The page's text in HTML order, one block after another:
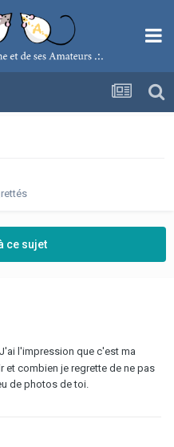
ce sujet
l'impression que c'est ma
et combien je regrette de ne pas
de photos de toi.